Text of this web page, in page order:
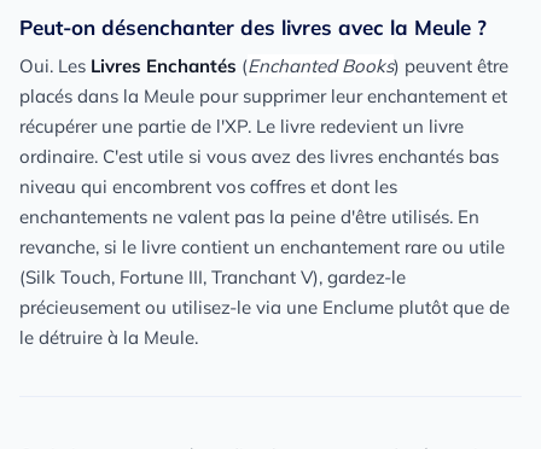
Peut-on désenchanter des livres avec la Meule ?
Oui. Les Livres Enchantés (Enchanted Books) peuvent être
placés dans la Meule pour supprimer leur enchantement et
récupérer une partie de l'XP. Le livre redevient un livre
ordinaire. C'est utile si vous avez des livres enchantés bas
niveau qui encombrent vos coffres et dont les
enchantements ne valent pas la peine d'être utilisés. En
revanche, si le livre contient un enchantement rare ou utile
(Silk Touch, Fortune III, Tranchant V), gardez-le
précieusement ou utilisez-le via une Enclume plutôt que de
le détruire à la Meule.